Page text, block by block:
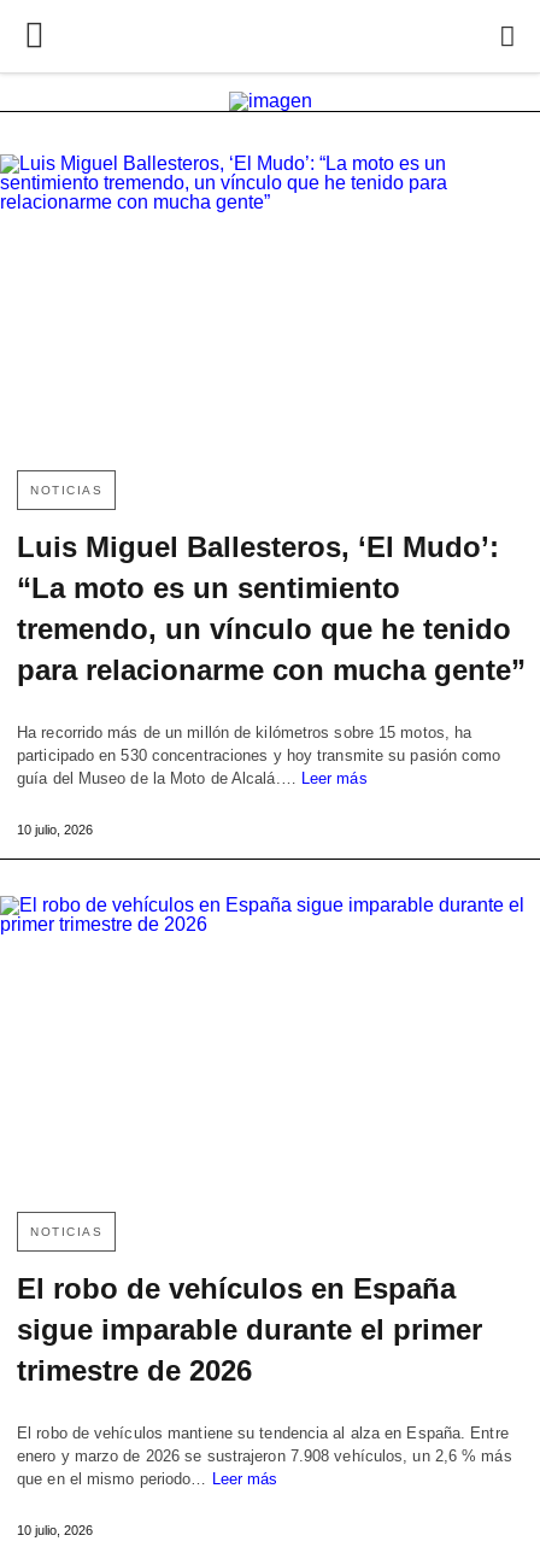
NOTICIAS
Luis Miguel Ballesteros, ‘El Mudo’:
“La moto es un sentimiento
tremendo, un vínculo que he tenido
para relacionarme con mucha gente”
Ha recorrido más de un millón de kilómetros sobre 15 motos, ha
participado en 530 concentraciones y hoy transmite su pasión como
guía del Museo de la Moto de Alcalá.… Leer más
10 julio, 2026
NOTICIAS
El robo de vehículos en España
sigue imparable durante el primer
trimestre de 2026
El robo de vehículos mantiene su tendencia al alza en España. Entre
enero y marzo de 2026 se sustrajeron 7.908 vehículos, un 2,6 % más
que en el mismo periodo… Leer más
10 julio, 2026